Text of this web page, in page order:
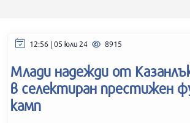
12:56 | 05 юли 24 8915
Млади надежди от
в селектиран престижен
камп